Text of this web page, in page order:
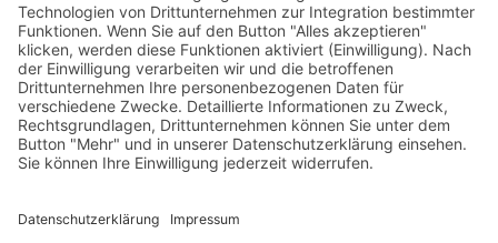
Büchereien
Weiterführende Schulen
Podcast
Abonniere unseren Newsletter